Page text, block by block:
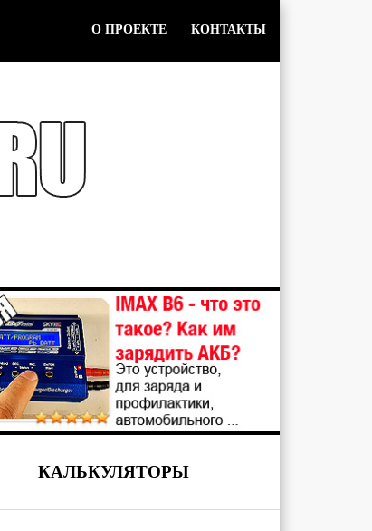
О ПРОЕКТЕ КОНТАКТЫ
КАЛЬКУЛЯТОРЫ